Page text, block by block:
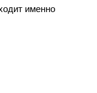
именно